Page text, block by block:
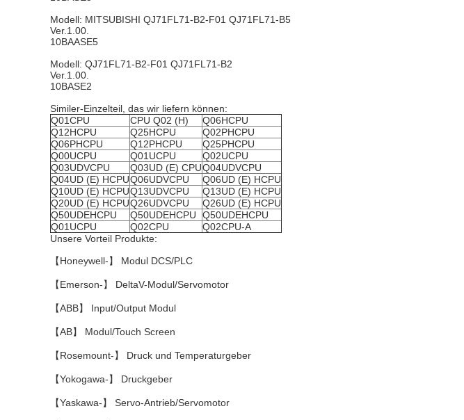
Modell: MITSUBISHI QJ71FL71-B2-F01 QJ71FL71-B5
Ver.1.00.
10BAASE5
Modell: QJ71FL71-B2-F01 QJ71FL71-B2
Ver.1.00.
10BASE2
Similer-Einzelteil, das wir liefern können:
Q01CPU
CPU Q02 (H)
Q06HCPU
Q12HCPU
Q25HCPU
Q02PHCPU
Q06PHCPU
Q12PHCPU
Q25PHCPU
Q00UCPU
Q01UCPU
Q02UCPU
Q03UDVCPU
Q03UD (E) CPUQ04UDVCPU
Q04UD (E) HCPUQ06UDVCPU
Q06UD (E) HCPU
Q10UD (E) HCPUQ13UDVCPU
Q13UD (E) HCPU
Q20UD (E) HCPUQ26UDVCPU
Q26UD (E) HCPU
Q50UDEHCPU
Q50UDEHCPU
Q50UDEHCPU
Q01UCPU
Q02CPU
Q02CPU-A
Unsere Vorteil Produkte:
【Honeywell-】 Modul DCS/PLC
【Emerson-】 DeltaV-Modul/Servomotor
【ABB】 Input/Output Modul
【AB】 Modul/Touch Screen
【Rosemount-】 Druck und Temperaturgeber
【Yokogawa-】 Druckgeber
【Yaskawa-】 Servo-Antrieb/Servomotor